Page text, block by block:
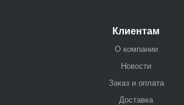
Клиентам
О компании
Новости
Заказ и оплата
Доставка